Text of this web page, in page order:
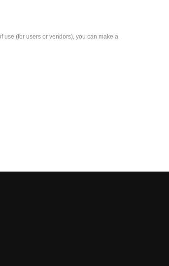
use (for users or vendors), you can make a